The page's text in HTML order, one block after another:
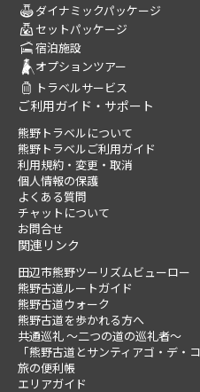
ダイナミックパッケージ
セットパッケージ
宿泊施設
オプションツアー
トラベルサービス
ご利用ガイド・サポート
熊野トラベルについて
熊野トラベルご利用ガイド
利用規約・変更・取消
個人情報の保護
よくある質問
チャットについて
お問合せ
関連リンク
田辺市熊野ツーリズムビューロー
熊野古道ルートガイド
熊野古道ウォーク
熊野古道を歩かれる方へ
共通巡礼 ～二つの道の巡礼者～
「熊野古道とサンティアゴ・デ・
旅の便利帳
エリアガイド